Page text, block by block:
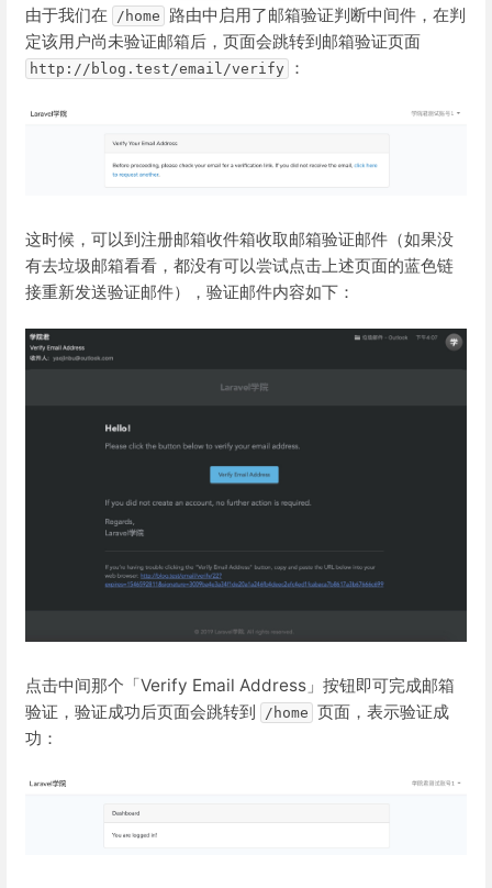
由于我们在
/home
路由中启用了邮箱验证判断中间件，在判
定该用户尚未验证邮箱后，页面会跳转到邮箱验证页面
http://blog.test/email/verify ：
这时候，可以到注册邮箱收件箱收取邮箱验证邮件（如果没
有去垃圾邮箱看看，都没有可以尝试点击上述页面的蓝色链
接重新发送验证邮件），验证邮件内容如下：
点击中间那个「Verify Email Address」按钮即可完成邮箱
验证，验证成功后页面会跳转到
/home 页面，表示验证成
功：